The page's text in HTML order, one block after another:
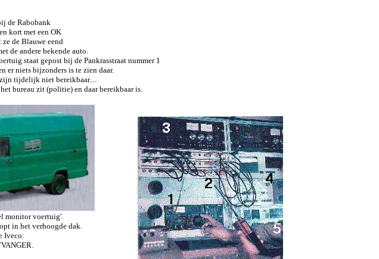
de Rabobank
kort met een OK
ze de Blauwe eend
de andere bekende auto.
staat gepost bij de Pankrasstraat nummer 1
er niets bijzonders is te zien daar.
tijdelijk niet bereikbaar....
bureau zit (politie) en daar bereikbaar is.
monitor voertuig'.
in het verhoogde dak.
Iveco: